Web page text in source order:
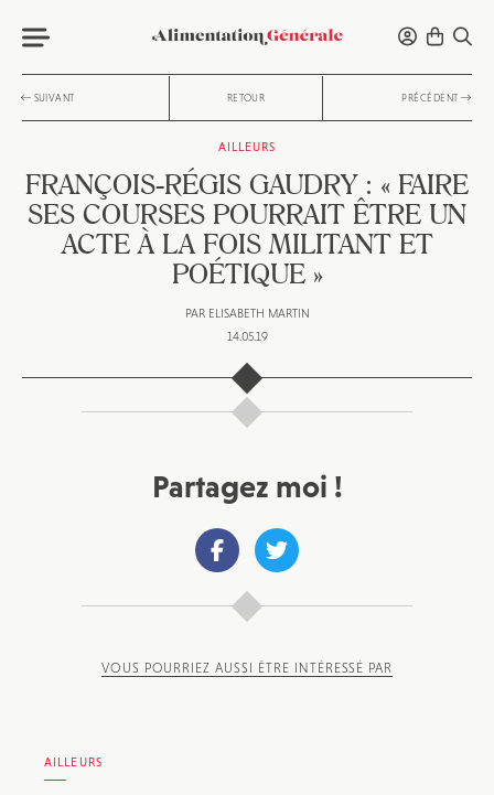
SUIVANT RETOUR PRÉCÉDENT
AILLEURS
FRANÇOIS-RÉGIS GAUDRY : « FAIRE
SES COURSES POURRAIT ÊTRE UN
ACTE À LA FOIS MILITANT ET
POÉTIQUE »
PAR ELISABETH MARTIN
14.05.19
Partagez moi !
VOUS POURRIEZ AUSSI ÊTRE INTÉRESSÉ PAR
AILLEURS